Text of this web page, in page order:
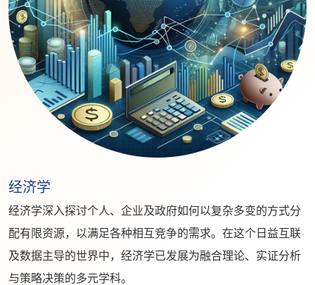
经济学
经济学深入探讨个人、企业及政府如何以复杂多变的方式分
配有限资源，以满足各种相互竞争的需求。在这个日益互联
及数据主导的世界中，经济学已发展为融合理论、实证分析
与策略决策的多元学科。